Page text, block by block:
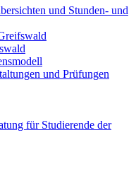
und Stunden- und
und Prüfungen
für Studierende der